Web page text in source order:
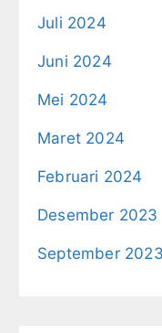
Juli 2024
Juni 2024
Mei 2024
Maret 2024
Februari 2024
Desember 2023
September 2023